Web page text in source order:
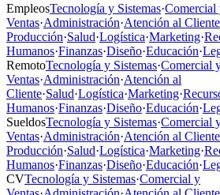
EmpleosTecnología y Sistemas·Comercial
Ventas·Administración·Atención al Cliente
Producción·Salud·Logística·Marketing·
Humanos·Finanzas·Diseño·Educación·
RemotoTecnología y Sistemas·Comercial
Ventas·Administración·Atención al
Cliente·Salud·Logística·Marketing·
Humanos·Finanzas·Diseño·Educación·
SueldosTecnología y Sistemas·Comercial
Ventas·Administración·Atención al Cliente
Producción·Salud·Logística·Marketing·
Humanos·Finanzas·Diseño·Educación·
CVTecnología y Sistemas·Comercial y